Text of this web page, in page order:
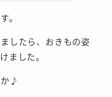
。
したら、おきもの姿
ました。
か♪